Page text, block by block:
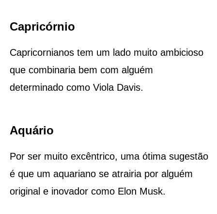
Capricórnio
Capricornianos tem um lado muito ambicioso
que combinaria bem com alguém
determinado como Viola Davis.
Aquário
Por ser muito excêntrico, uma ótima sugestão
é que um aquariano se atrairia por alguém
original e inovador como Elon Musk.